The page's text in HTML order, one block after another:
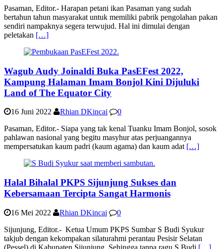
Pasaman, Editor.- Harapan petani ikan Pasaman yang sudah
bertahun tahun masyarakat untuk memiliki pabrik pengolahan pakan
sendiri nampaknya segera terwujud. Hal ini dimulai dengan
peletakan […]
Wagub Audy Joinaldi Buka PasEFest 2022,
Kampung Halaman Imam Bonjol Kini Dijuluki
Land of The Equator City
16 Juni 2022 Rhian DKincai
0
Pasaman, Editor.- Siapa yang tak kenal Tuanku Imam Bonjol, sosok
pahlawan nasional yang begitu masyhur atas perjuangannya
mempersatukan kaum padri (kaum agama) dan kaum adat […]
Halal Bihalal PKPS Sijunjung Sukses dan
Kebersamaan Tercipta Sangat Harmonis
16 Mei 2022 Rhian DKincai
0
Sijunjung, Editor.- Ketua Umum PKPS Sumbar S Budi Syukur
takjub dengan kekompakan silaturahmi perantau Pesisir Selatan
(Pessel) di Kabupaten Sijunjung. Sehingga tanpa ragu S Budi […]